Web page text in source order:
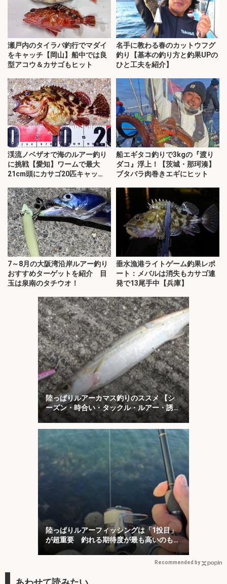
瀬戸内のタイラバ釣行でマダイ
をキャッチ【岡山】船中では良
型アコウ＆カサゴもヒット
名手に教わる春のカットウフグ
釣り【基本の釣り方と釣果UPの
ひと工夫を紹介】
渓流ノベザオで海のルアー釣り
に挑戦【愛知】ワームで最大
21cm頭にカサゴ20匹キャッ
船エギタコ釣りで3kgの『渡り
ダコ』浮上！【茨城・那珂湊】
ブタバラ肉巻きエギにヒット
7～8月の大阪湾沿岸ルアー釣り
おすすめターゲットを紹介 目
玉は泉南のタチウオ！
垂水漁港ライトゲーム釣果レポ
ート：メバルは消失もカサゴ連
発で13尾手中【兵庫】
陸っぱりルアーカマス釣りのススメ 【シ
ーズン・時合い・タックル・ルアー・誘い
方を解説】
陸っぱりルアーフィッシングは「1投目」
が超重要 釣れる期待度が最も高いのも
「1投目」！
Recommended by